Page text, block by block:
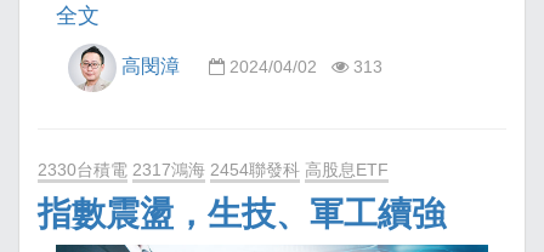
全文
高閔漳 2024/04/02 313
2330台積電 2317鴻海 2454聯發科 高股息ETF
指數震盪，生技、軍工續強